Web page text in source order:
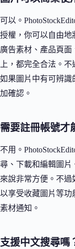
可以。
授權，你可以自由地
廣告素材、產品頁
上，都完全合法。
如果圖片中有可辨識
加確認。
需要註冊帳號才
不用。
尋、下載和編輯圖片
來說非常方便。不
以享受收藏圖片等功
素材通知。
支援中文搜尋嗎